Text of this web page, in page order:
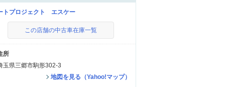
トプロジェクト エスケー
この店舗の中古車在庫一覧
所
玉県三郷市駒形302-3
地図を見る（Yahoo!マップ）